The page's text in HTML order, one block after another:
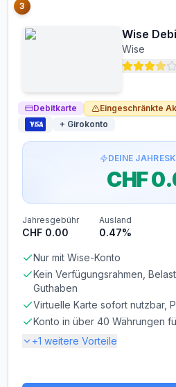
Wise
Wise
Debitkarte Eingeschränkte
+ Girokonto
3
DEINE
CHF
Jahresgebühr
CHF 0.00
Ausland
0.47%
Nur mit Wise-Konto
Kein Verfügungsrahmen,
Guthaben
Virtuelle Karte sofort nutzbar,
Konto in über 40 Währungen
+1 weitere Vorteile